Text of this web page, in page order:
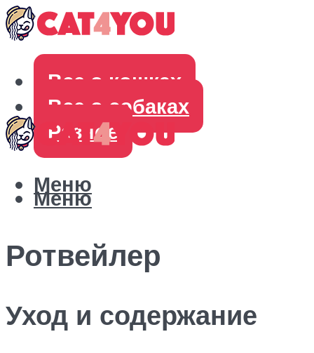
Все о кошках
Все о собаках
Разное
Меню
Меню
Ротвейлер
Уход и содержание